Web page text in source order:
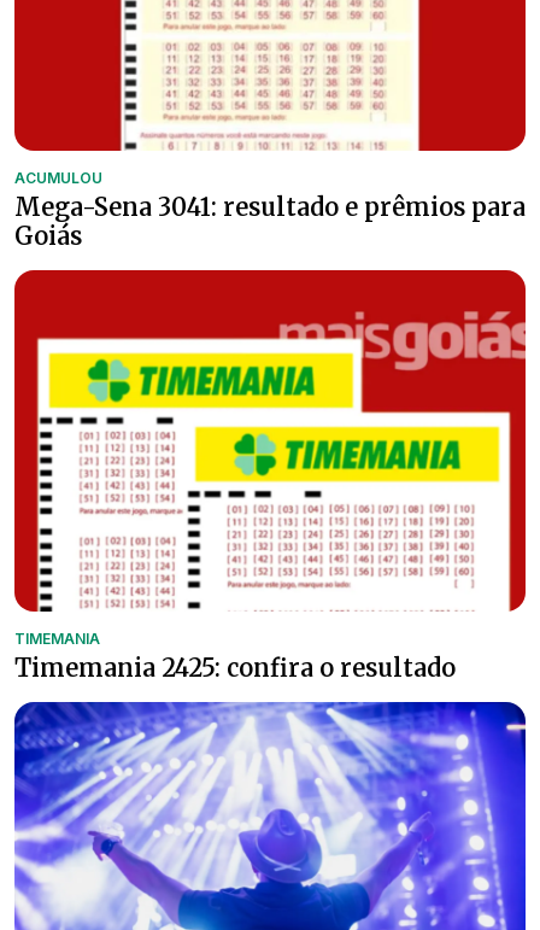
ACUMULOU
Mega-Sena 3041: resultado e prêmios para
Goiás
TIMEMANIA
Timemania 2425: confira o resultado